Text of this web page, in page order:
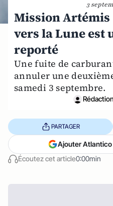
3
Mission Artémis
vers la Lune est
reporté
Une fuite de
annuler une
samedi 3 septembre.
Écoutez cet article0:00min
PARTAGER
Ajouter Atlantico